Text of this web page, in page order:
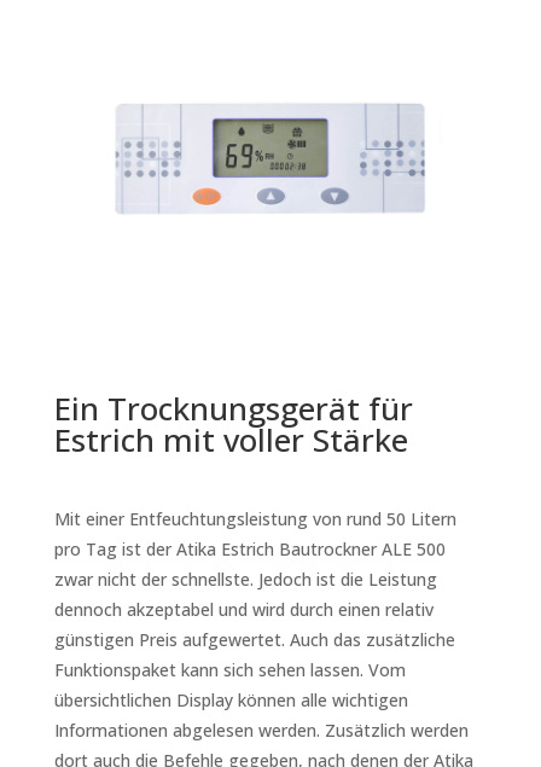
Ein Trocknungsgerät für
Estrich mit voller Stärke
Mit einer Entfeuchtungsleistung von rund 50 Litern
pro Tag ist der Atika Estrich Bautrockner ALE 500
zwar nicht der schnellste. Jedoch ist die Leistung
dennoch akzeptabel und wird durch einen relativ
günstigen Preis aufgewertet. Auch das zusätzliche
Funktionspaket kann sich sehen lassen. Vom
übersichtlichen Display können alle wichtigen
Informationen abgelesen werden. Zusätzlich werden
dort auch die Befehle gegeben, nach denen der Atika